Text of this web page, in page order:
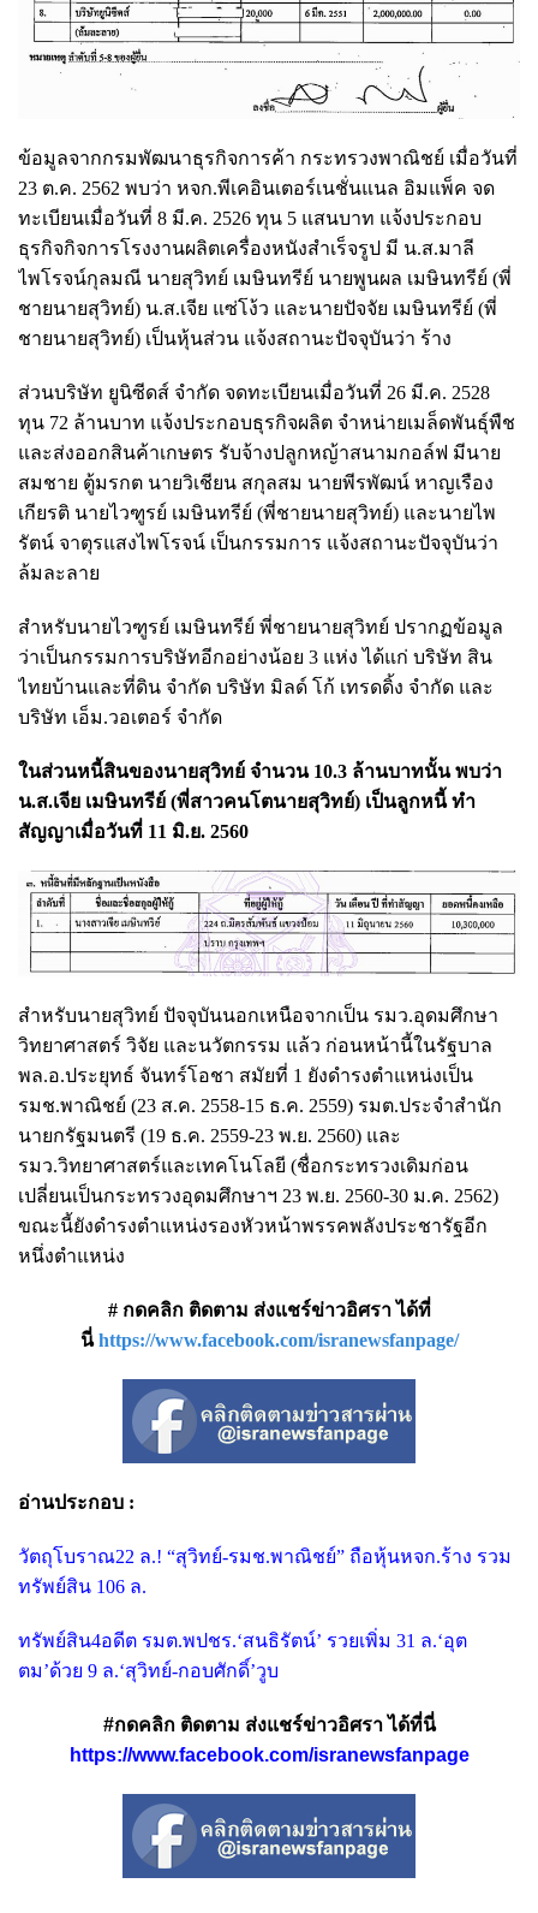
ข้อมูลจากกรมพัฒนาธุรกิจการค้า กระทรวงพาณิชย์ เมื่อวันที่
23 ต.ค. 2562 พบว่า หจก.พีเคอินเตอร์เนชั่นแนล อิมแพ็ค จด
ทะเบียนเมื่อวันที่ 8 มี.ค. 2526 ทุน 5 แสนบาท แจ้งประกอบ
ธุรกิจกิจการโรงงานผลิตเครื่องหนังสำเร็จรูป มี น.ส.มาลี
ไพโรจน์กุลมณี นายสุวิทย์ เมษินทรีย์ นายพูนผล เมษินทรีย์ (พี่
ชายนายสุวิทย์) น.ส.เจีย แซ่โง้ว และนายปัจจัย เมษินทรีย์ (พี่
ชายนายสุวิทย์) เป็นหุ้นส่วน แจ้งสถานะปัจจุบันว่า ร้าง
ส่วนบริษัท ยูนิซีดส์ จำกัด จดทะเบียนเมื่อวันที่ 26 มี.ค. 2528
ทุน 72 ล้านบาท แจ้งประกอบธุรกิจผลิต จำหน่ายเมล็ดพันธุ์พืช
และส่งออกสินค้าเกษตร รับจ้างปลูกหญ้าสนามกอล์ฟ มีนาย
สมชาย ตู้มรกต นายวิเชียน สกุลสม นายพีรพัฒน์ หาญเรือง
เกียรติ นายไวฑูรย์ เมษินทรีย์ (พี่ชายนายสุวิทย์) และนายไพ
รัตน์ จาตุรแสงไพโรจน์ เป็นกรรมการ แจ้งสถานะปัจจุบันว่า
ล้มละลาย
สำหรับนายไวฑูรย์ เมษินทรีย์ พี่ชายนายสุวิทย์ ปรากฏข้อมูล
ว่าเป็นกรรมการบริษัทอีกอย่างน้อย 3 แห่ง ได้แก่ บริษัท สิน
ไทยบ้านและที่ดิน จำกัด บริษัท มิลด์ โก้ เทรดดิ้ง จำกัด และ
บริษัท เอ็ม.วอเตอร์ จำกัด
ในส่วนหนี้สินของนายสุวิทย์ จำนวน 10.3 ล้านบาทนั้น พบว่า
น.ส.เจีย เมษินทรีย์ (พี่สาวคนโตนายสุวิทย์) เป็นลูกหนี้ ทำ
สัญญาเมื่อวันที่ 11 มิ.ย. 2560
สำหรับนายสุวิทย์ ปัจจุบันนอกเหนือจากเป็น รมว.อุดมศึกษา
วิทยาศาสตร์ วิจัย และนวัตกรรม แล้ว ก่อนหน้านี้ในรัฐบาล
พล.อ.ประยุทธ์ จันทร์โอชา สมัยที่ 1 ยังดำรงตำแหน่งเป็น
รมช.พาณิชย์ (23 ส.ค. 2558-15 ธ.ค. 2559) รมต.ประจำสำนัก
นายกรัฐมนตรี (19 ธ.ค. 2559-23 พ.ย. 2560) และ
รมว.วิทยาศาสตร์และเทคโนโลยี (ชื่อกระทรวงเดิมก่อน
เปลี่ยนเป็นกระทรวงอุดมศึกษาฯ 23 พ.ย. 2560-30 ม.ค. 2562)
ขณะนี้ยังดำรงตำแหน่งรองหัวหน้าพรรคพลังประชารัฐอีก
หนึ่งตำแหน่ง
# กดคลิก ติดตาม ส่งแชร์ข่าวอิศรา ได้ที่
นี่https://www.facebook.com/isranewsfanpage/
อ่านประกอบ :
วัตถุโบราณ22 ล.! “สุวิทย์-รมช.พาณิชย์” ถือหุ้นหจก.ร้าง รวม
ทรัพย์สิน 106 ล.
ทรัพย์สิน4อดีต รมต.พปชร.‘สนธิรัตน์’ รวยเพิ่ม 31 ล.‘อุต
ตม’ด้วย 9 ล.‘สุวิทย์-กอบศักดิ์’วูบ
#กดคลิก ติดตาม ส่งแชร์ข่าวอิศรา ได้ที่นี่
https://www.facebook.com/isranewsfanpage